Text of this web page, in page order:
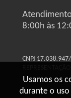
Usamos os
durante o
8:00h às
CNPJ